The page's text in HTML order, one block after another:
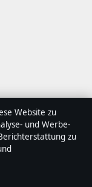
Wirtschaft,
Jeder Artikel
Website zu
und Werbe-
zu